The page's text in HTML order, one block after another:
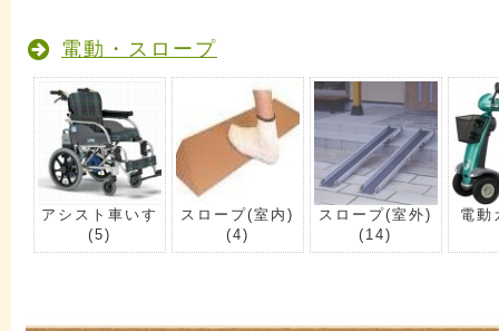
電動・スロープ
アシスト車いす
(5)
スロープ(室内)
(4)
スロープ(室外)
(14)
電動